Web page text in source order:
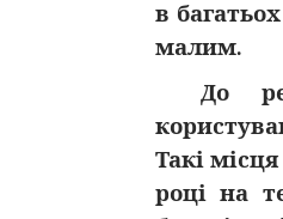
в
малим.
До
Такі
році на